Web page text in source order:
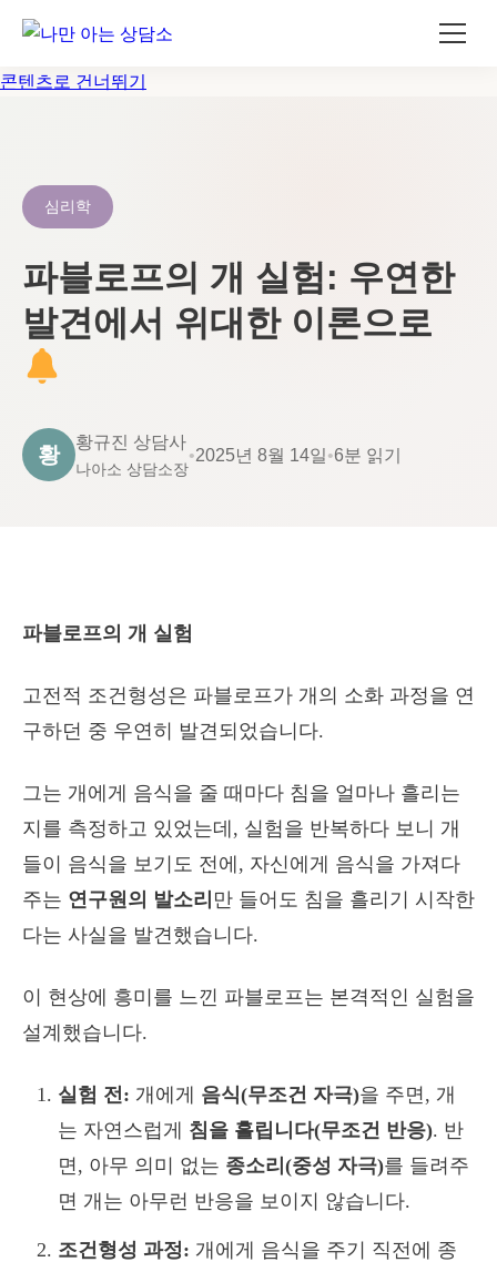
콘텐츠로 건너뛰기
심리학
파블로프의 개 실험: 우연한
발견에서 위대한 이론으로
황
황규진 상담사
나아소 상담소장
•2025년 8월 14일•6분 읽기
파블로프의 개 실험
고전적 조건형성은 파블로프가 개의 소화 과정을 연
구하던 중 우연히 발견되었습니다.
그는 개에게 음식을 줄 때마다 침을 얼마나 흘리는
지를 측정하고 있었는데, 실험을 반복하다 보니 개
들이 음식을 보기도 전에, 자신에게 음식을 가져다
주는 연구원의 발소리 만 들어도 침을 흘리기 시작한
다는 사실을 발견했습니다.
이 현상에 흥미를 느낀 파블로프는 본격적인 실험을
설계했습니다.
실험 전: 개에게 음식(무조건 자극)을 주면, 개
는 자연스럽게 침을 흘립니다(무조건 반응). 반
면, 아무 의미 없는 종소리(중성 자극)를 들려주
면 개는 아무런 반응을 보이지 않습니다.
조건형성 과정: 개에게 음식을 주기 직전에 종